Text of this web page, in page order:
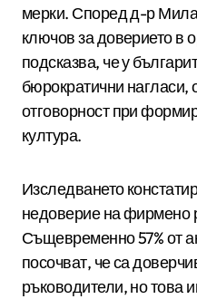
мерки. Според д-р
ключов за доверието в
подсказва, че у
бюрократични нагласи,
отговорност при
култура.
Изследването
недоверие на фирмено
Същевременно 57% от
посочват, че са
ръководители, но това